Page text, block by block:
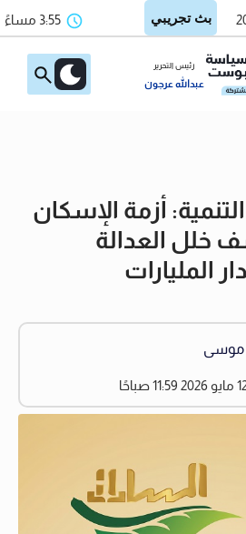
3:55 مساءً
رئيس التحرير
عبدالله عرجون
أزمة الإسكان
خلل العدالة
المليارات
موسى